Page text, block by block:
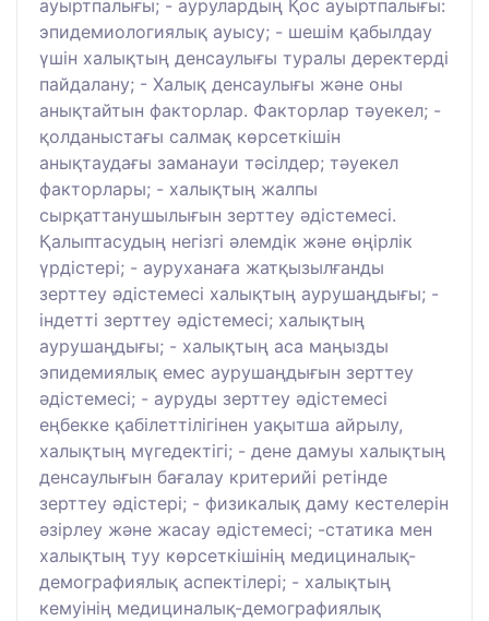
ауыртпалығы; - аурулардың Қос ауыртпалығы:
эпидемиологиялық ауысу; - шешім қабылдау
үшін халықтың денсаулығы туралы деректерді
пайдалану; - Халық денсаулығы және оны
анықтайтын факторлар. Факторлар тәуекел; -
қолданыстағы салмақ көрсеткішін
анықтаудағы заманауи тәсілдер; тәуекел
факторлары; - халықтың жалпы
сырқаттанушылығын зерттеу әдістемесі.
Қалыптасудың негізгі әлемдік және өңірлік
үрдістері; - ауруханаға жатқызылғанды
зерттеу әдістемесі халықтың аурушаңдығы; -
індетті зерттеу әдістемесі; халықтың
аурушаңдығы; - халықтың аса маңызды
эпидемиялық емес аурушаңдығын зерттеу
әдістемесі; - ауруды зерттеу әдістемесі
еңбекке қабілеттілігінен уақытша айрылу,
халықтың мүгедектігі; - дене дамуы халықтың
денсаулығын бағалау критерийі ретінде
зерттеу әдістері; - физикалық даму кестелерін
әзірлеу және жасау әдістемесі; -статика мен
халықтың туу көрсеткішінің медициналық-
демографиялық аспектілері; - халықтың
кемуінің медициналық-демографиялық